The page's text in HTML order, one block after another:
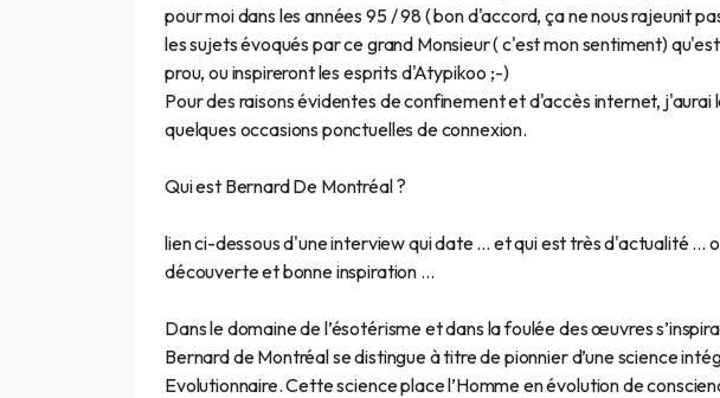
pour moi dans les années 95 / 98 ( bon d'accord, ça ne nous rajeunit
les sujets évoqués par ce grand Monsieur ( c'est mon sentiment)
prou, ou inspireront les esprits d'Atypikoo ;-)
Pour des raisons évidentes de confinement et d'accès internet,
quelques occasions ponctuelles de connexion.
Qui est Bernard De Montréal ?
lien ci-dessous d'une interview qui date ... et qui est très d'actualité ...
découverte et bonne inspiration ...
Dans le domaine de l’ésotérisme et dans la foulée des œuvres
Bernard de Montréal se distingue à titre de pionnier d’une science
Evolutionnaire. Cette science place l’Homme en évolution de